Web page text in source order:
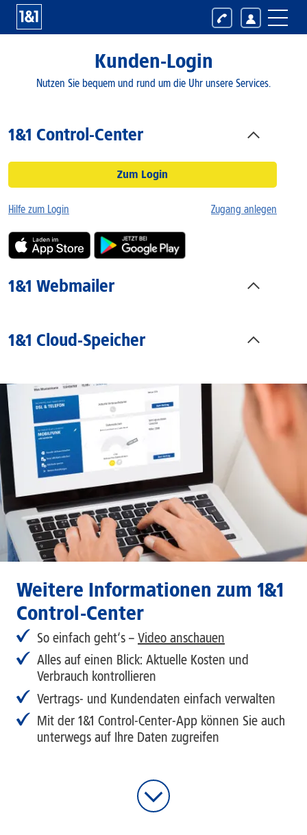
Kunden-Login
Nutzen Sie bequem und rund um die Uhr unsere Services.
1&1 Control-Center
Zum Login
Hilfe zum Login Zugang anlegen
1&1 Webmailer
1&1 Cloud-Speicher
Weitere Informationen zum 1&1
Control-Center
So einfach geht‘s – Video anschauen
Alles auf einen Blick: Aktuelle Kosten und
Verbrauch kontrollieren
Vertrags- und Kundendaten einfach verwalten
Mit der 1&1 Control-Center-App können Sie auch
unterwegs auf Ihre Daten zugreifen